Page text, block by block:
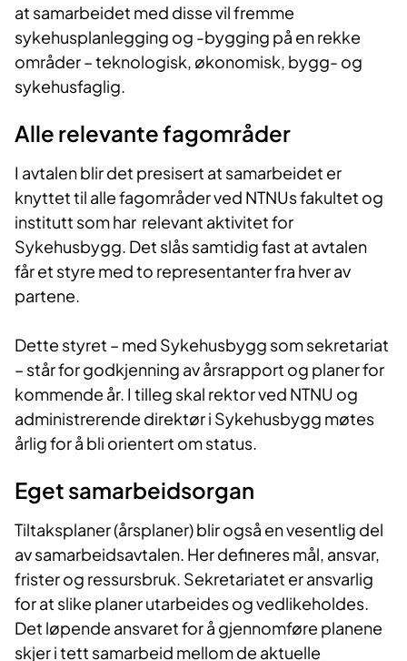
at samarbeidet med disse vil fremme
sykehusplanlegging og -bygging på en rekke
områder – teknologisk, økonomisk, bygg- og
sykehusfaglig.
Alle relevante fagområder
I avtalen blir det presisert at samarbeidet er
knyttet til alle fagområder ved NTNUs fakultet og
institutt som har relevant aktivitet for
Sykehusbygg. Det slås samtidig fast at avtalen
får et styre med to representanter fra hver av
partene.
Dette styret – med Sykehusbygg som sekretariat
– står for godkjenning av årsrapport og planer for
kommende år. I tilleg skal rektor ved NTNU og
administrerende direktør i Sykehusbygg møtes
årlig for å bli orientert om status.
Eget samarbeidsorgan
Tiltaksplaner (årsplaner) blir også en vesentlig del
av samarbeidsavtalen. Her defineres mål, ansvar,
frister og ressursbruk. Sekretariatet er ansvarlig
for at slike planer utarbeides og vedlikeholdes.
Det løpende ansvaret for å gjennomføre planene
skjer i tett samarbeid mellom de aktuelle